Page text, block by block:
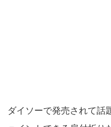
ダイソーで発売されて話